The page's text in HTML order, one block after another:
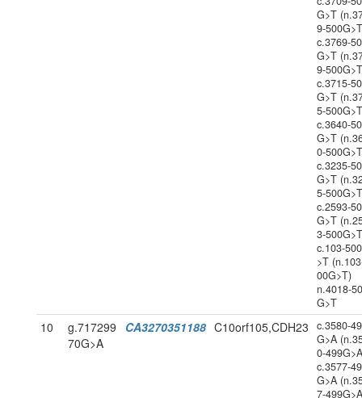
G>T
9-
c.3769-
G>T
9-
c.3715-
G>T
5-
c.3640-
G>T
0-
c.3235-
G>T
5-
c.2593-
G>T
3-
c.103-
>T
00G>T)
n.4018-
G>T
10
g.717299
70G>A
CA3270351188 C10orf105,CDH23
c.3580-
G>A
0-
c.3577-
G>A
7-